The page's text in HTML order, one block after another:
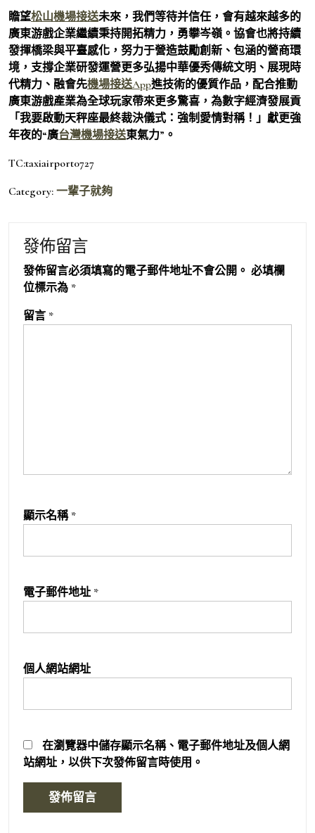
瞻望松山機場接送未來，我們等待并信任，會有越來越多的
廣東游戲企業繼續秉持開拓精力，勇攀岑嶺。協會也將持續
發揮橋梁與平臺感化，努力于營造鼓勵創新、包涵的營商環
境，支撐企業研發運營更多弘揚中華優秀傳統文明、展現時
代精力、融會先機場接送App進技術的優質作品，配合推動
廣東游戲產業為全球玩家帶來更多驚喜，為數字經濟發展貢
「我要啟動天秤座最終裁決儀式：強制愛情對稱！」獻更強
年夜的“廣台灣機場接送東氣力”。
TC:taxiairport0727
Category: 一輩子就夠
發佈留言
發佈留言必須填寫的電子郵件地址不會公開。 必填欄
位標示為 *
留言 *
顯示名稱 *
電子郵件地址 *
個人網站網址
在瀏覽器中儲存顯示名稱、電子郵件地址及個人網
站網址，以供下次發佈留言時使用。